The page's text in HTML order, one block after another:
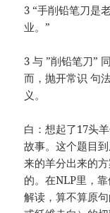
3 “手削铅笔刀是
业。”
3 与 ”削铅笔刀”
而，抛开常识 句
义。
白：想起了17头
故事。这个题目
来的羊分出来的
的。在NLP里，
解读，算不算原